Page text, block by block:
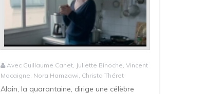
Avec Guillaume Canet, Juliette Binoche, Vincent
Macaigne, Nora Hamzawi, Christa Théret
Alain, la quarantaine, dirige une célèbre